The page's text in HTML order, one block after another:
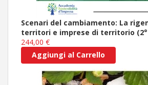
Scenari del cambiamento: La
territori e imprese di territorio
244,00 €
Aggiungi al Carrello